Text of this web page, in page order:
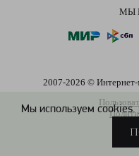
Мы используем cookies.
МЫ
2007-2026 © Интернет-